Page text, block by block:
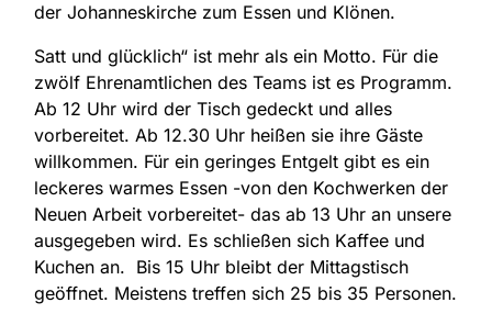
der Johanneskirche zum Essen und Klönen.
Satt und glücklich“ ist mehr als ein Motto. Für die
zwölf Ehrenamtlichen des Teams ist es Programm.
Ab 12 Uhr wird der Tisch gedeckt und alles
vorbereitet. Ab 12.30 Uhr heißen sie ihre Gäste
willkommen. Für ein geringes Entgelt gibt es ein
leckeres warmes Essen -von den Kochwerken der
Neuen Arbeit vorbereitet- das ab 13 Uhr an unsere
ausgegeben wird. Es schließen sich Kaffee und
Kuchen an. Bis 15 Uhr bleibt der Mittagstisch
geöffnet. Meistens treffen sich 25 bis 35 Personen.